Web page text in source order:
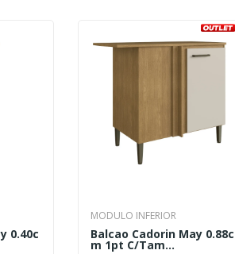
0.40c
MODULO INFERIOR
Balcao Cadorin May 0.88c
m 1pt C/Tam...